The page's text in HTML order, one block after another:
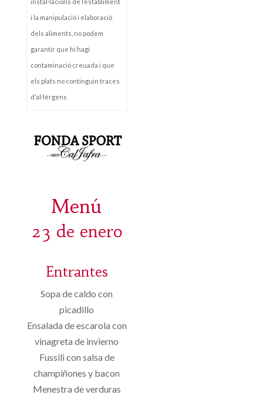
instal·lacions de l’establiment
i la manipulació i elaboració
dels aliments, no podem
garantir que hi hagi
contaminació creuada i que
els plats no continguin traces
d’al·lèrgens
Menú
23 de enero
Entrantes
Sopa de caldo con
picadillo
Ensalada de escarola con
vinagreta de invierno
Fussili con salsa de
champiñones y bacon
Menestra de verduras